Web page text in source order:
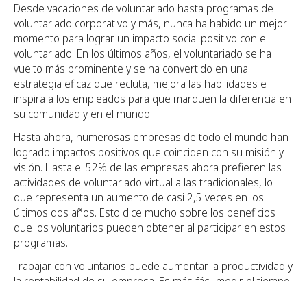
Desde vacaciones de voluntariado hasta programas de
voluntariado corporativo y más, nunca ha habido un mejor
momento para lograr un impacto social positivo con el
voluntariado. En los últimos años, el voluntariado se ha
vuelto más prominente y se ha convertido en una
estrategia eficaz que recluta, mejora las habilidades e
inspira a los empleados para que marquen la diferencia en
su comunidad y en el mundo.
Hasta ahora, numerosas empresas de todo el mundo han
logrado impactos positivos que coinciden con su misión y
visión. Hasta el 52% de las empresas ahora prefieren las
actividades de voluntariado virtual a las tradicionales, lo
que representa un aumento de casi 2,5 veces en los
últimos dos años. Esto dice mucho sobre los beneficios
que los voluntarios pueden obtener al participar en estos
programas.
Trabajar con voluntarios puede aumentar la productividad y